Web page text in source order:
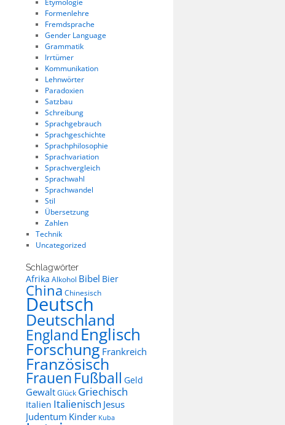
Etymologie
Formenlehre
Fremdsprache
Gender Language
Grammatik
Irrtümer
Kommunikation
Lehnwörter
Paradoxien
Satzbau
Schreibung
Sprachgebrauch
Sprachgeschichte
Sprachphilosophie
Sprachvariation
Sprachvergleich
Sprachwahl
Sprachwandel
Stil
Übersetzung
Zahlen
Technik
Uncategorized
Schlagwörter
Afrika Alkohol Bibel Bier
China Chinesisch
Deutsch
Deutschland
EnglandEnglisch
Forschung Frankreich
Französisch
FrauenFußball Geld
GewaltGlück Griechisch
Italien Italienisch Jesus
Judentum Kinder Kuba